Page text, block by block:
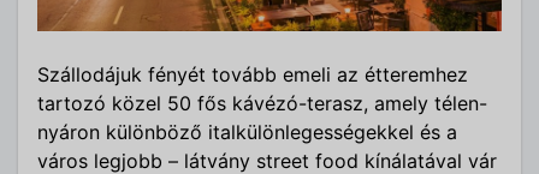
Szállodájuk fényét tovább emeli az étteremhez
tartozó közel 50 fős kávézó-terasz, amely télen-
nyáron különböző italkülönlegességekkel és a
város legjobb – látvány street food kínálatával vár